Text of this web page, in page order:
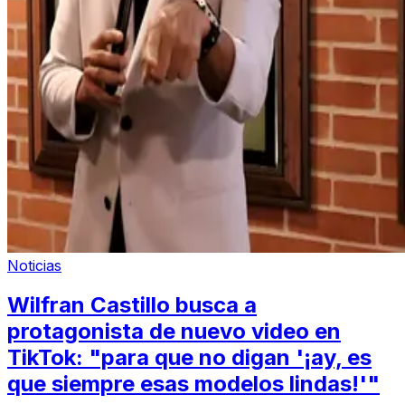
Noticias
Wilfran Castillo busca a
protagonista de nuevo video en
TikTok: "para que no digan '¡ay, es
que siempre esas modelos lindas!'"